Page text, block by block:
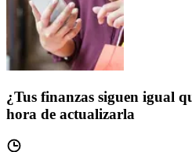
¿Tus finanzas siguen igual
hora de actualizarla